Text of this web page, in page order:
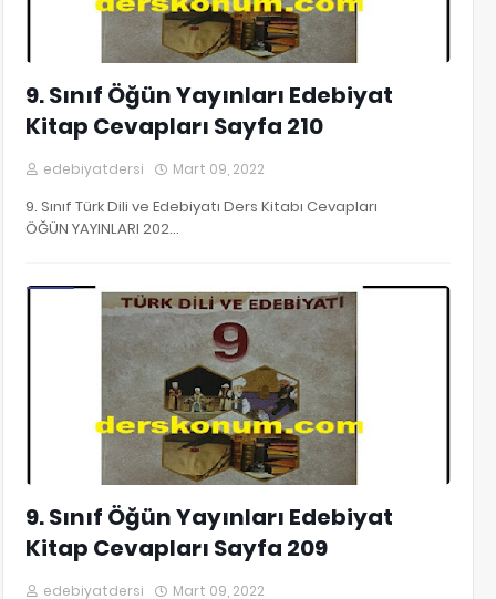
9. Sınıf Öğün Yayınları Edebiyat
Kitap Cevapları Sayfa 210
edebiyatdersi Mart 09, 2022
9. Sınıf Türk Dili ve Edebiyatı Ders Kitabı Cevapları
ÖĞÜN YAYINLARI 202…
9. Sınıf Öğün Yayınları Edebiyat
Kitap Cevapları Sayfa 209
edebiyatdersi Mart 09, 2022